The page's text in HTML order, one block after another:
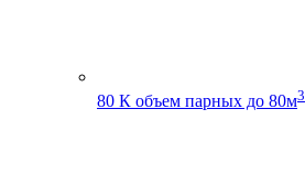
80 К объем парных до 80м3